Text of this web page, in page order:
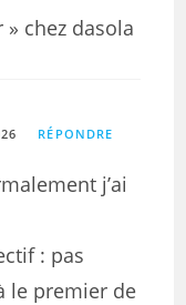
chez dasola
RÉPONDRE
j’ai
: pas
le premier de